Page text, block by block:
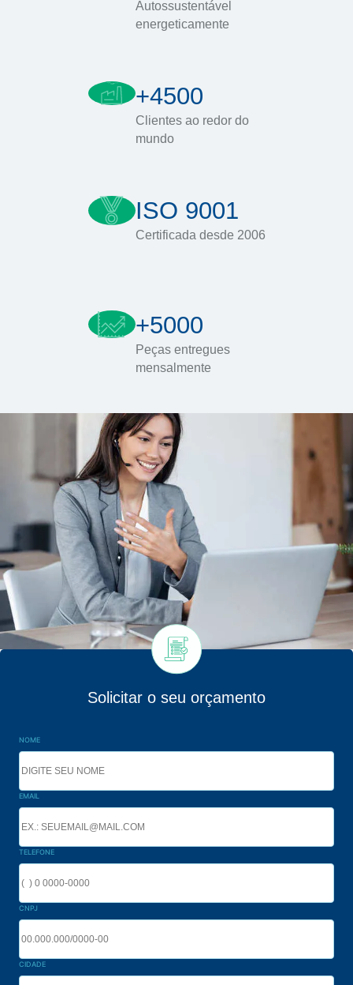
Autossustentável
energeticamente
+4500
Clientes ao redor do
mundo
ISO 9001
Certificada desde 2006
+5000
Peças entregues
mensalmente
Solicitar o seu orçamento
NOME
EMAIL
TELEFONE
CNPJ
CIDADE